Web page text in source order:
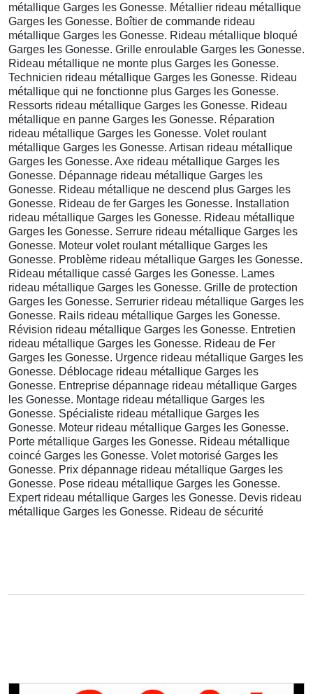
métallique Garges les Gonesse. Métallier rideau métallique
Garges les Gonesse. Boîtier de commande rideau
métallique Garges les Gonesse. Rideau métallique bloqué
Garges les Gonesse. Grille enroulable Garges les Gonesse.
Rideau métallique ne monte plus Garges les Gonesse.
Technicien rideau métallique Garges les Gonesse. Rideau
métallique qui ne fonctionne plus Garges les Gonesse.
Ressorts rideau métallique Garges les Gonesse. Rideau
métallique en panne Garges les Gonesse. Réparation
rideau métallique Garges les Gonesse. Volet roulant
métallique Garges les Gonesse. Artisan rideau métallique
Garges les Gonesse. Axe rideau métallique Garges les
Gonesse. Dépannage rideau métallique Garges les
Gonesse. Rideau métallique ne descend plus Garges les
Gonesse. Rideau de fer Garges les Gonesse. Installation
rideau métallique Garges les Gonesse. Rideau métallique
Garges les Gonesse. Serrure rideau métallique Garges les
Gonesse. Moteur volet roulant métallique Garges les
Gonesse. Problème rideau métallique Garges les Gonesse.
Rideau métallique cassé Garges les Gonesse. Lames
rideau métallique Garges les Gonesse. Grille de protection
Garges les Gonesse. Serrurier rideau métallique Garges les
Gonesse. Rails rideau métallique Garges les Gonesse.
Révision rideau métallique Garges les Gonesse. Entretien
rideau métallique Garges les Gonesse. Rideau de Fer
Garges les Gonesse. Urgence rideau métallique Garges les
Gonesse. Déblocage rideau métallique Garges les
Gonesse. Entreprise dépannage rideau métallique Garges
les Gonesse. Montage rideau métallique Garges les
Gonesse. Spécialiste rideau métallique Garges les
Gonesse. Moteur rideau métallique Garges les Gonesse.
Porte métallique Garges les Gonesse. Rideau métallique
coincé Garges les Gonesse. Volet motorisé Garges les
Gonesse. Prix dépannage rideau métallique Garges les
Gonesse. Pose rideau métallique Garges les Gonesse.
Expert rideau métallique Garges les Gonesse. Devis rideau
métallique Garges les Gonesse. Rideau de sécurité